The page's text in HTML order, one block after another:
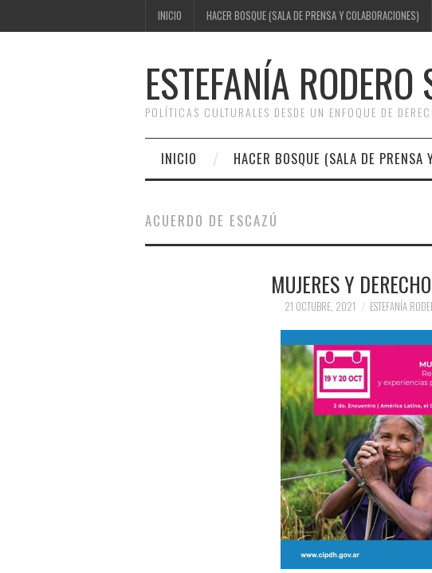
INICIO HACER BOSQUE (SALA DE PRENSA Y COLABORACIONES)
ESTEFANÍA RODERO
POLÍTICAS CULTURALES DESDE UN ENFOQUE DE
INICIO HACER BOSQUE (SALA DE PRENSA
ACUERDO DE ESCAZÚ
MUJERES Y
21 OCTUBRE, 2021 ESTEFANÍA